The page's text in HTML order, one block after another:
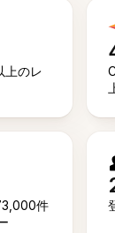
上のレ
件